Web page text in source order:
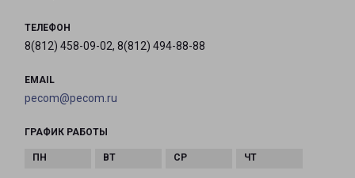
ТЕЛЕФОН
8(812) 458-09-02, 8(812) 494-88-88
EMAIL
pecom@pecom.ru
ГРАФИК РАБОТЫ